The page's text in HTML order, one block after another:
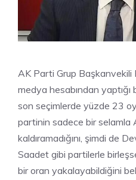
AK Parti Grup Başkanvekili
medya hesabından yaptığı
son seçimlerde yüzde 23 oy
partinin sadece bir selamla
kaldıramadığını, şimdi de
Saadet gibi partilerle
bir oran yakalayabildiğini